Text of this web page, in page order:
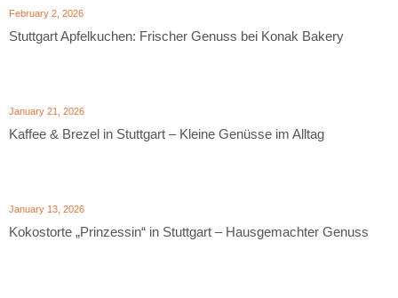
February 2, 2026
Stuttgart Apfelkuchen: Frischer Genuss bei Konak Bakery
January 21, 2026
Kaffee & Brezel in Stuttgart – Kleine Genüsse im Alltag
January 13, 2026
Kokostorte „Prinzessin“ in Stuttgart – Hausgemachter Genuss